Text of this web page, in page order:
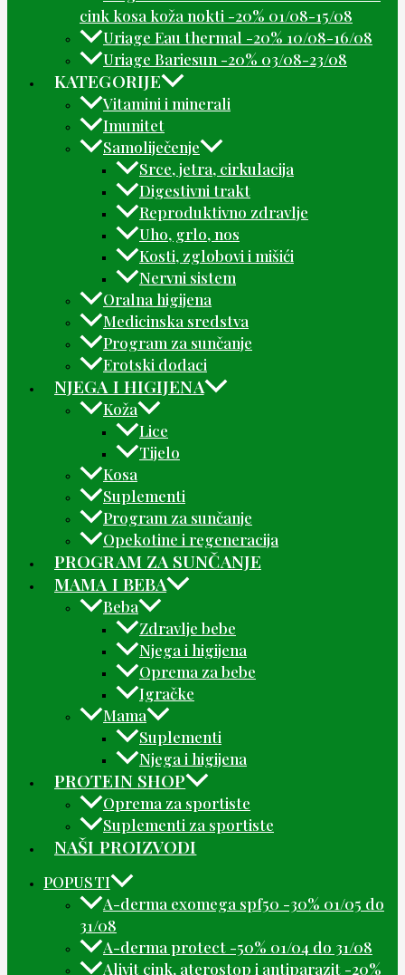
cink kosa koža nokti -20% 01/08-15/08
Uriage Eau thermal -20% 10/08-16/08
Uriage Bariesun -20% 03/08-23/08
KATEGORIJE
Vitamini i minerali
Imunitet
Samoliječenje
Srce, jetra, cirkulacija
Digestivni trakt
Reproduktivno zdravlje
Uho, grlo, nos
Kosti, zglobovi i mišići
Nervni sistem
Oralna higijena
Medicinska sredstva
Program za sunčanje
Erotski dodaci
NJEGA I HIGIJENA
Koža
Lice
Tijelo
Kosa
Suplementi
Program za sunčanje
Opekotine i regeneracija
PROGRAM ZA SUNČANJE
MAMA I BEBA
Beba
Zdravlje bebe
Njega i higijena
Oprema za bebe
Igračke
Mama
Suplementi
Njega i higijena
PROTEIN SHOP
Oprema za sportiste
Suplementi za sportiste
NAŠI PROIZVODI
POPUSTI
A-derma exomega spf50 -30% 01/05 do
31/08
A-derma protect -50% 01/04 do 31/08
Alivit cink, aterostop i antiparazit -20%